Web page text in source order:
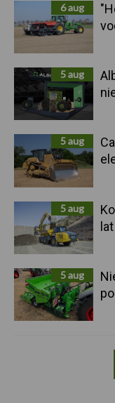
6 aug
5 aug
5 aug
5 aug
5 aug